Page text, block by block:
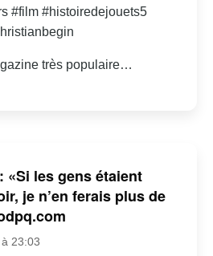
#film #histoiredejouets5
très populaire…
«Si les gens étaient
je n’en ferais plus de
23:03